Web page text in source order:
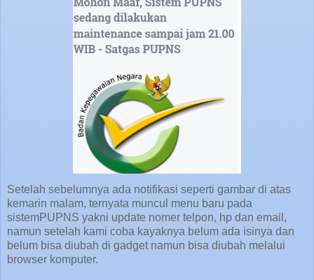
Setelah sebelumnya ada notifikasi seperti gambar di atas
kemarin malam, ternyata muncul menu baru pada
sistemPUPNS yakni update nomer telpon, hp dan email,
namun setelah kami coba kayaknya belum ada isinya dan
belum bisa diubah di gadget namun bisa diubah melalui
browser komputer.